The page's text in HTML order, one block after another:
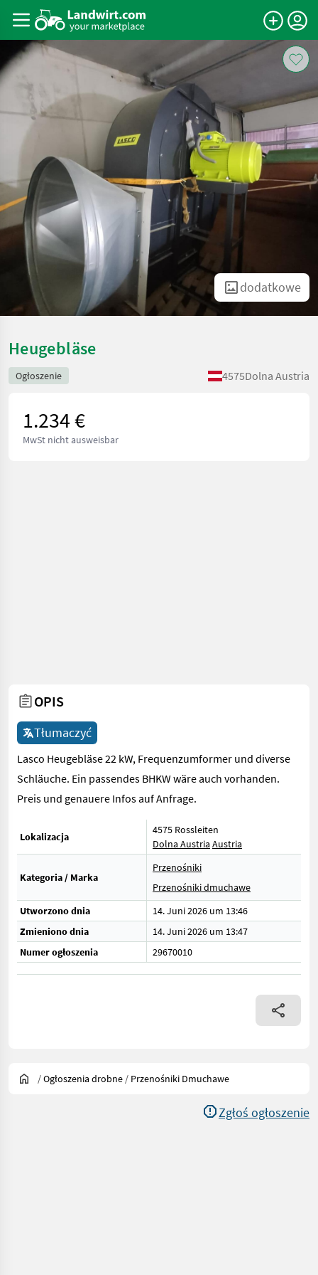
dodatkowe
Heugebläse
Ogłoszenie 4575Dolna Austria
1.234 €
MwSt nicht ausweisbar
OPIS
Tłumaczyć
Lasco Heugebläse 22 kW, Frequenzumformer und diverse
Schläuche. Ein passendes BHKW wäre auch vorhanden.
Preis und genauere Infos auf Anfrage.
Lokalizacja
4575 Rossleiten
Dolna Austria Austria
Kategoria / Marka
Przenośniki
Przenośniki dmuchawe
Utworzono dnia
14. Juni 2026 um 13:46
Zmieniono dnia
14. Juni 2026 um 13:47
Numer ogłoszenia
29670010
/Ogłoszenia drobne / Przenośniki Dmuchawe
Zgłoś ogłoszenie